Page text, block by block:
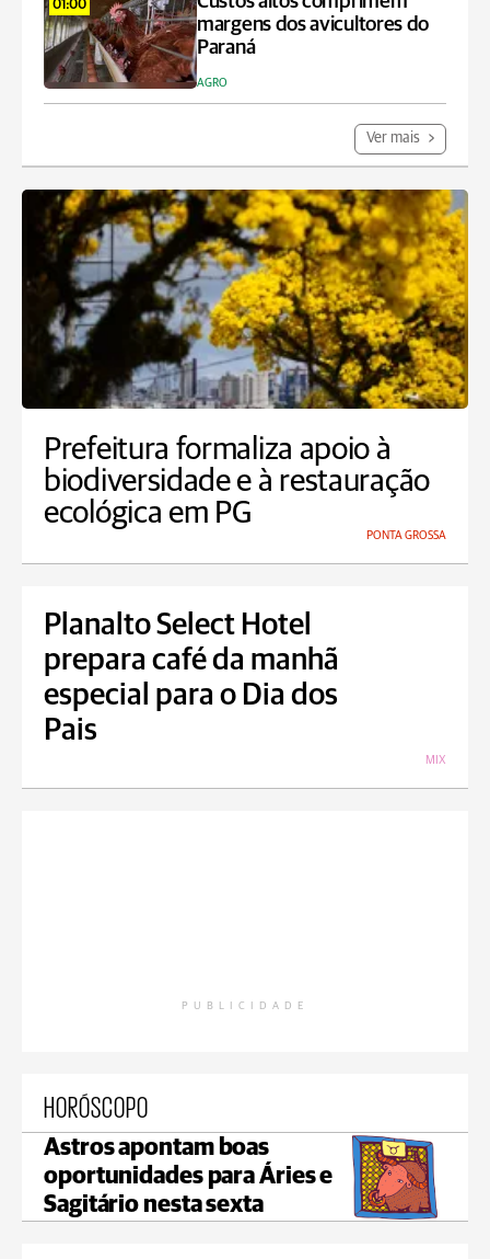
01:00
margens dos avicultores do
Paraná
AGRO
Ver mais
Prefeitura formaliza apoio à
biodiversidade e à restauração
ecológica em PG
PONTA GROSSA
Planalto Select Hotel
prepara café da manhã
especial para o Dia dos
Pais
MIX
PUBLICIDADE
HORÓSCOPO
Astros apontam boas
oportunidades para Áries e
Sagitário nesta sexta